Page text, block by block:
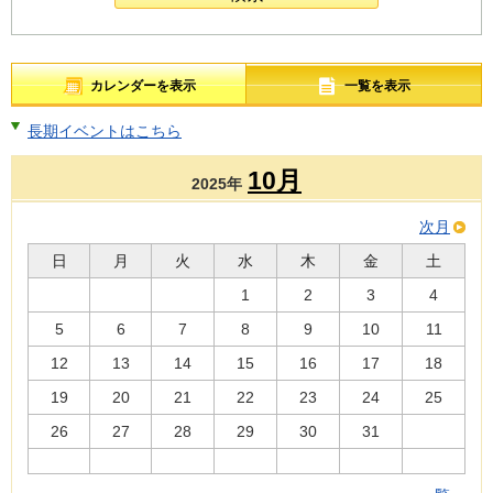
カレンダーを表示 一覧を表示
長期イベントはこちら
2025年 10月
次月
日
月 火 水 木 金
土
1
2 3
4
5
6 7 8 9 10
11
12
13 14 15 16 17
18
19
20 21 22 23 24
25
26
27 28 29 30 31